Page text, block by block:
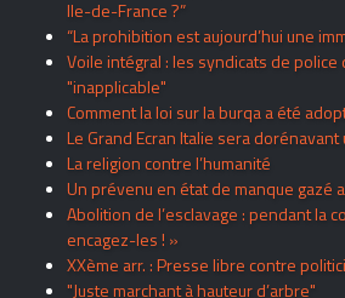
Ile-de-France ?”
“La prohibition est aujourd’hui une
Voile intégral : les syndicats de
"inapplicable"
Comment la loi sur la burqa a été
Le Grand Ecran Italie sera dorénavant
La religion contre l’humanité
Un prévenu en état de manque gazé
Abolition de l’esclavage : pendant la
encagez-les ! »
XXème arr. : Presse libre contre
"Juste marchant à hauteur d’arbre"